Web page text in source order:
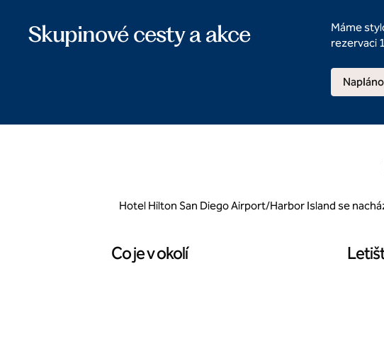
Skupinové cesty a akce
Máme
rezervaci
Hotel Hilton San Diego Airport/Harbor Island se
Co je v okolí